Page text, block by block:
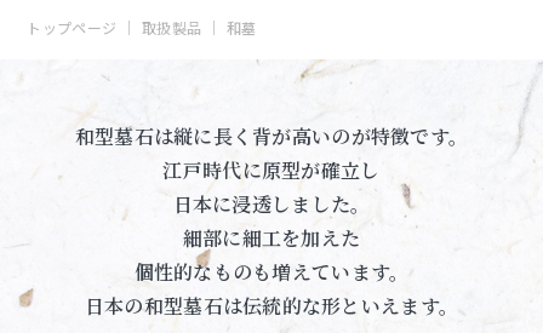
トップページ 取扱製品 和墓
和型墓石は縦に長く背が高いのが特徴です。
江戸時代に原型が確立し
日本に浸透しました。
細部に細工を加えた
個性的なものも増えています。
日本の和型墓石は伝統的な形といえます。